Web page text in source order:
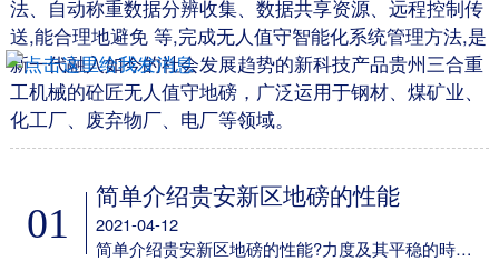
法、自动称重数据分辨收集、数据共享资源、远程控制传
送,能合理地避免 等,完成无人值守智能化系统管理方法,是
新一代融入如今的社会发展趋势的新科技产品贵州三合重
工机械的砼匠无人值守地磅，广泛运用于钢材、煤矿业、
化工厂、废弃物厂、电厂等领域。
01
简单介绍贵安新区地磅的性能
2021-04-12
简单介绍贵安新区地磅的性能?力度及其平稳的時间可设定;多种多样led背光方式可挑选;可任意电池充电;具备欠压保护标示及保护设备;任意配备6V/4aH免维护保养电瓶选配RS-232通信口，串口波特率可选，通讯方式可选;选配50mA电流量环显示屏通信口。